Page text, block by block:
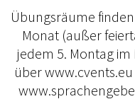
Übungsräume
Monat (außer
jedem 5. Montag
über